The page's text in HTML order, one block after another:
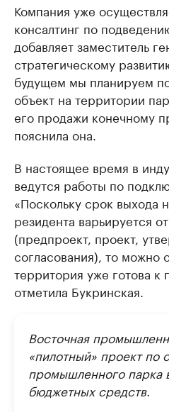
Компания уже
консалтинг по
добавляет заместитель
стратегическому
будущем мы планируем
объект на территории
его продажи конечному
пояснила она.
В настоящее время в
ведутся работы по
«Поскольку срок выхода
резидента варьируется
(предпроект, проект,
согласования), то можно
территория уже готова к
отметила Букринская.
Восточная
«пилотный» проект по
промышленного парка
бюджетных средств.